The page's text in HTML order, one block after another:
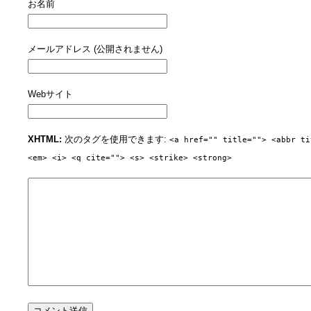
お名前
メールアドレス (公開されません)
Webサイト
XHTML: 次のタグを使用できます: <a href="" title=""> <abbr
<em> <i> <q cite=""> <s> <strike> <strong>